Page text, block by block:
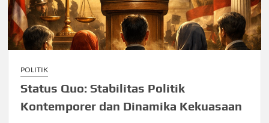
POLITIK
Status Quo: Stabilitas Politik
Kontemporer dan Dinamika Kekuasaan